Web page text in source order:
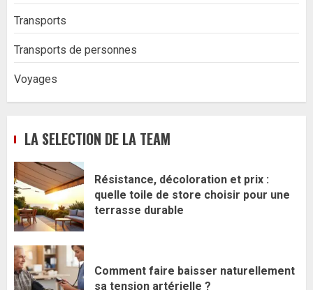
Transports
Transports de personnes
Voyages
LA SELECTION DE LA TEAM
Résistance, décoloration et prix :
quelle toile de store choisir pour une
terrasse durable
Comment faire baisser naturellement
sa tension artérielle ?